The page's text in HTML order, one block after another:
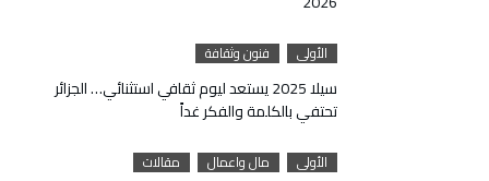
الأولى فنون وثقافة
سيلا 2025 يستعد ليوم ثقافي استثنائي… الجزائر
تحتفي بالكلمة والفكر غداً
الأولى مال واعمال مقالات